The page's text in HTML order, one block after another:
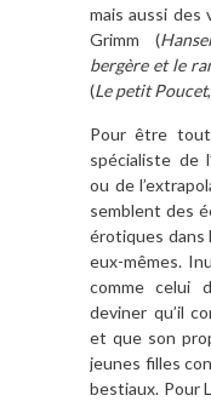
mais aussi des
Grimm (
bergère et le
(Le petit Poucet,
Pour être
spécialiste de
ou de
semblent des
érotiques dans
eux-mêmes.
comme celui
deviner qu’il
et que son
jeunes filles
bestiaux. Pour